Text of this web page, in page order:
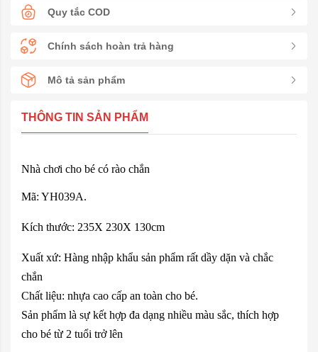
Quy tắc COD
Chính sách hoàn trả hàng
Mô tả sản phẩm
THÔNG TIN SẢN PHẨM
Nhà chơi cho bé có rào chắn
Mã: YH039A.
Kích thước: 235X 230X 130cm
Xuất xứ: Hàng nhập khẩu sản phẩm rất dầy dặn và chắc
chắn
Chất liệu: nhựa cao cấp an toàn cho bé.
Sản phẩm là sự kết hợp đa dạng nhiều màu sắc, thích hợp
cho bé từ 2 tuổi trở lên